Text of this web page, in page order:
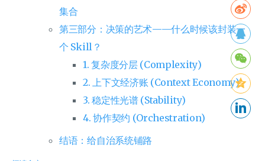
集合
第三部分：决策的艺术——什么时候该封装一
个 Skill？
1. 复杂度分层 (Complexity)
2. 上下文经济账 (Context Economy)
3. 稳定性光谱 (Stability)
4. 协作契约 (Orchestration)
结语：给自治系统铺路